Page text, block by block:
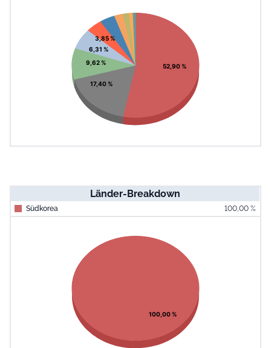
Pie chart with 10 slices.
View as data table, Chart
52,90 %
17,40 %
9,62 %
6,31 %
3,85 %
Länder-Breakdown
Südkorea 100,00 %
Pie chart with 1 slice.
View as data table, Chart
100,00 %